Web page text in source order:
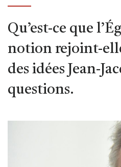
Qu’est-ce que
notion rejoint-
des idées Jean-
questions.